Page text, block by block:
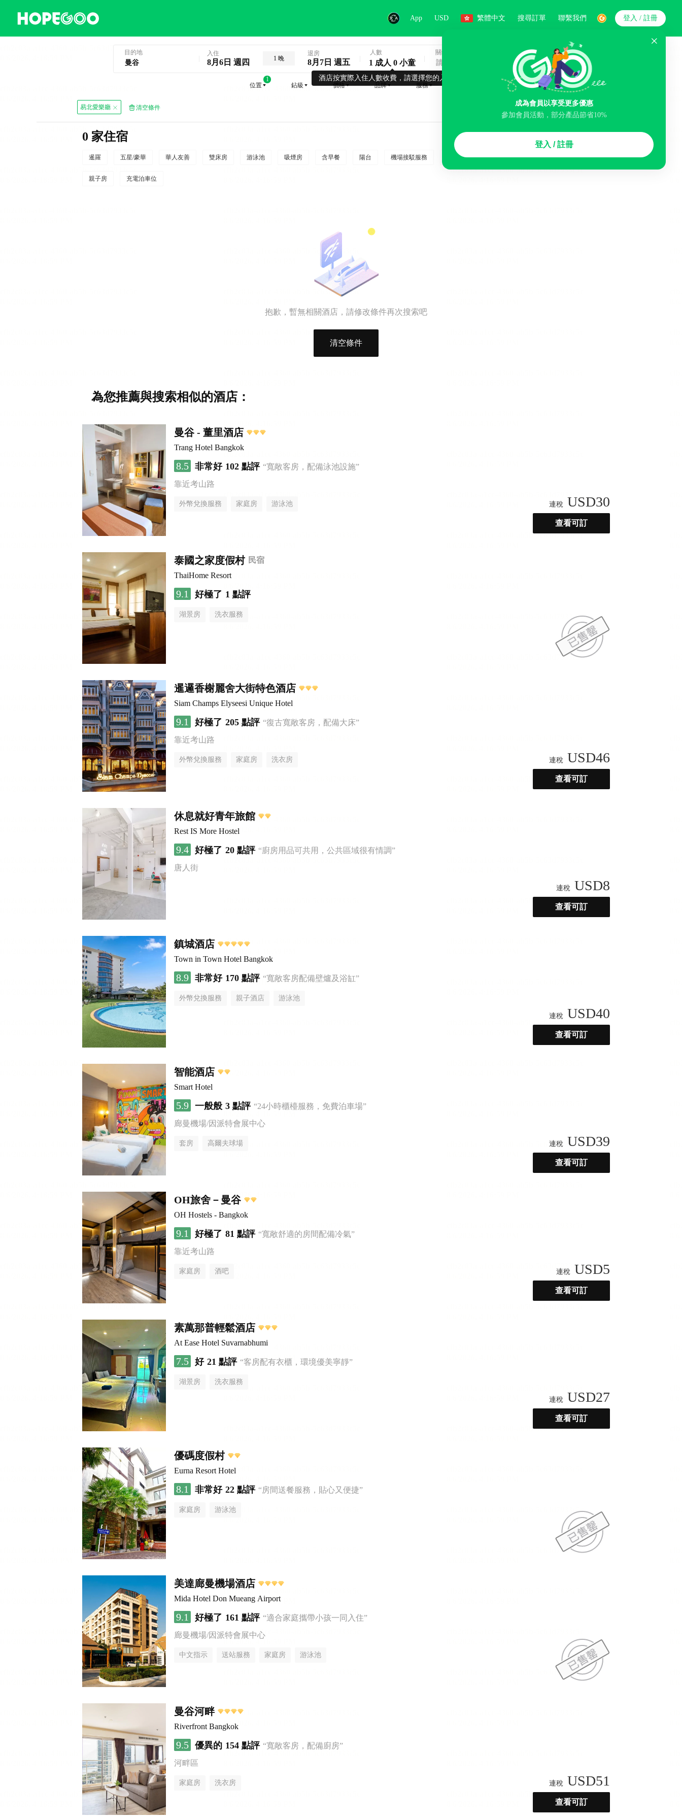
App USD 繁體中文 搜尋訂單 聯繫我們
成為會員以享受更多優惠
參加會員活動，部分產品節省10%
登入 / 註冊
登入 / 註冊
目的地 入住
8月6日 週四 1 晚
退房
8月7日 週五
酒店按實際入住人數收費，請選擇您的入住人數
人數
1 成人 0 小童
關鍵字
搜索
位置
1
鉆級
價格 品牌 服務
易北愛樂廳 清空條件
0 家住宿
暹羅 五星/豪華 華人友善 雙床房 游泳池 吸煙房 含早餐 陽台 機場接駁服務 吸煙區 免費取消 民宿 泊車場
親子房 充電泊車位
抱歉，暫無相關酒店，請修改條件再次搜索吧
清空條件
為您推薦與搜索相似的酒店：
曼谷 - 董里酒店
Trang Hotel Bangkok
8.5 非常好 102 點評 “寬敞客房，配備泳池設施”
靠近考山路
外幣兌換服務 家庭房 游泳池 連稅 USD30
查看可訂
泰國之家度假村 民宿
ThaiHome Resort
9.1 好極了 1 點評
湖景房 洗衣服務
暹邏香榭麗舍大街特色酒店
Siam Champs Elyseesi Unique Hotel
9.1 好極了 205 點評 “復古寬敞客房，配備大床”
靠近考山路
外幣兌換服務 家庭房 洗衣房 連稅 USD46
查看可訂
休息就好青年旅館
Rest IS More Hostel
9.4 好極了 20 點評 “廚房用品可共用，公共區域很有情調”
唐人街
連稅 USD8
查看可訂
鎮城酒店
Town in Town Hotel Bangkok
8.9 非常好 170 點評 “寬敞客房配備壁爐及浴缸”
外幣兌換服務 親子酒店 游泳池
連稅 USD40
查看可訂
智能酒店
Smart Hotel
5.9 一般般 3 點評 “24小時櫃檯服務，免費泊車場”
廊曼機場/因派特會展中心
套房 高爾夫球場 連稅 USD39
查看可訂
OH旅舍－曼谷
OH Hostels - Bangkok
9.1 好極了 81 點評 “寬敞舒適的房間配備冷氣”
靠近考山路
家庭房 酒吧 連稅 USD5
查看可訂
素萬那普輕鬆酒店
At Ease Hotel Suvarnabhumi
7.5 好 21 點評 “客房配有衣櫃，環境優美寧靜”
湖景房 洗衣服務
連稅 USD27
查看可訂
優碼度假村
Eurna Resort Hotel
8.1 非常好 22 點評 “房間送餐服務，貼心又便捷”
家庭房 游泳池
美達廊曼機場酒店
Mida Hotel Don Mueang Airport
9.1 好極了 161 點評 “適合家庭攜帶小孩一同入住”
廊曼機場/因派特會展中心
中文指示 送站服務 家庭房 游泳池
曼谷河畔
Riverfront Bangkok
9.5 優異的 154 點評 “寬敞客房，配備廚房”
河畔區
家庭房 洗衣房 連稅 USD51
查看可訂